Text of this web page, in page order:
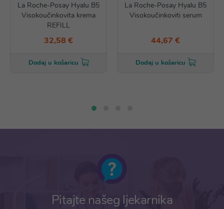
La Roche-Posay Hyalu B5
Visokoučinkovita krema
REFILL
32,58 €
Dodaj u košaricu
La Roche-Posay Hyalu B5
Visokoučinkoviti serum
44,67 €
Dodaj u košaricu
Pitajte našeg ljekarnika